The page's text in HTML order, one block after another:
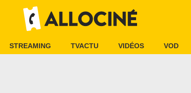
STREAMING TVACTU VIDÉOS VOD